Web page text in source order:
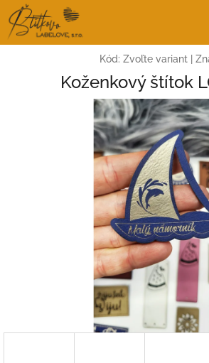
Prejsť
na
obsah
Kód: Zvoľte variant
Koženkový štítok